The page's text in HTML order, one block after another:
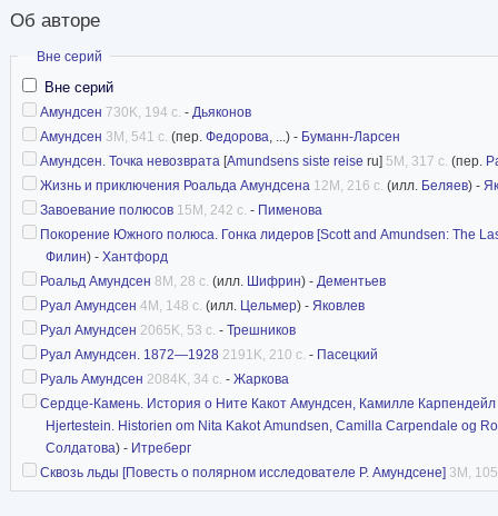
том числе высшую государственную
Конгресса, его именем названы
иные объекты.
Статья в Википедии
Об авторе
Скрыть
Вне серий
Вне серий
Амундсен 730K, 194 с. - Дьяконов
Амундсен 3M, 541 с. (пер. Федорова, ...) - Буманн-Ларсен
Амундсен. Точка невозврата [Amundsens siste reise ru] 5M, 317 с. (пер.
Жизнь и приключения Роальда Амундсена 12M, 216 с. (илл. Беляев) -
Завоевание полюсов 15M, 242 с. - Пименова
Покорение Южного полюса. Гонка лидеров [Scott and Amundsen: The
Филин) - Хантфорд
Роальд Амундсен 8M, 28 с. (илл. Шифрин) - Дементьев
Руал Амундсен 4M, 148 с. (илл. Цельмер) - Яковлев
Руал Амундсен 2065K, 53 с. - Трешников
Руал Амундсен. 1872—1928 2191K, 210 с. - Пасецкий
Руаль Амундсен 2084K, 34 с. - Жаркова
Сердце-Камень. История о Ните Какот Амундсен, Камилле
Hjertestein. Historien om Nita Kakot Amundsen, Camilla Carpendale og
Солдатова) - Итреберг
Сквозь льды [Повесть о полярном исследователе Р. Амундсене] 3M,